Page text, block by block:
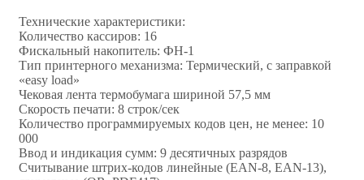
Технические характеристики:
Количество кассиров: 16
Фискальный накопитель: ФН-1
Тип принтерного механизма: Термический, с заправкой
«easy load»
Чековая лента термобумага шириной 57,5 мм
Скорость печати: 8 строк/сек
Количество программируемых кодов цен, не менее: 10
000
Ввод и индикация сумм: 9 десятичных разрядов
Считывание штрих-кодов линейные (EAN-8, ЕАN-13),